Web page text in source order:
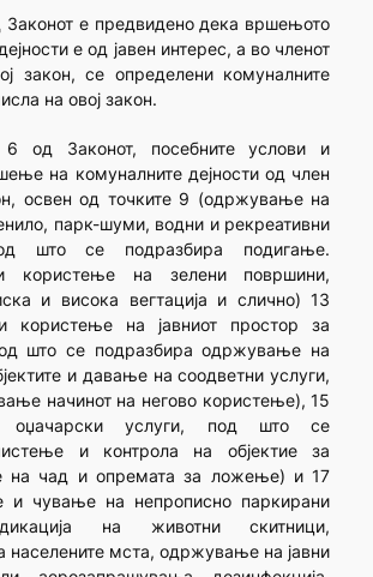
Законот е предвидено дека вршењото
е од јавен интерес, а во членот
закон, се определени комуналните
на овој закон.
од Законот, посебните услови и
на комуналните дејности од член
освен од точките 9 (одржување на
парк-шуми, водни и рекреативни
што се подразбира подигање.
користење на зелени површини,
и висока вегтација и слично) 13
користење на јавниот простор за
што се подразбира одржување на
и давање на соодветни услуги,
начинот на негово користење), 15
услуги, под што се
и контрола на објектие за
на чад и опремата за ложење) и 17
и чување на непрописно паркирани
на животни скитници,
населените мста, одржување на јавни